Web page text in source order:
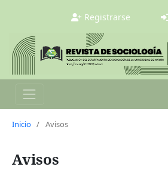
Registrarse
Inicio / Avisos
Avisos